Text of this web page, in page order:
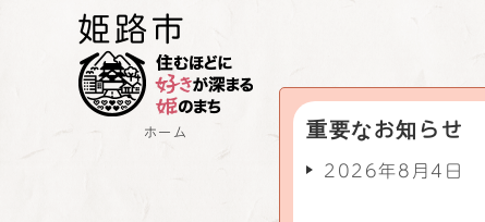
ホーム 重要なお知らせ
2026年8月4日